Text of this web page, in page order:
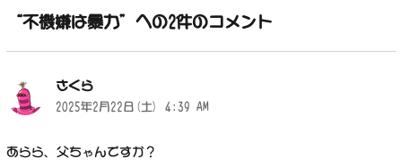
リ
ー
“不機嫌は暴力”への2件のコメント
さくらよ
り:
2025年2月22日(土) 4:39 AM
あらら、父ちゃんですか？